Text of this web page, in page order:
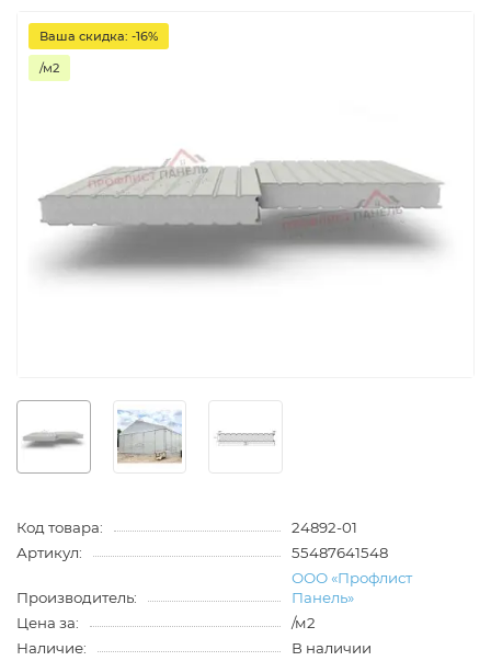
Ваша скидка: -16%
/м2
Код товара:
24892-01
Артикул:
55487641548
Производитель:
ООО «Профлист
Панель»
Цена за:
/м2
Наличие:
В наличии